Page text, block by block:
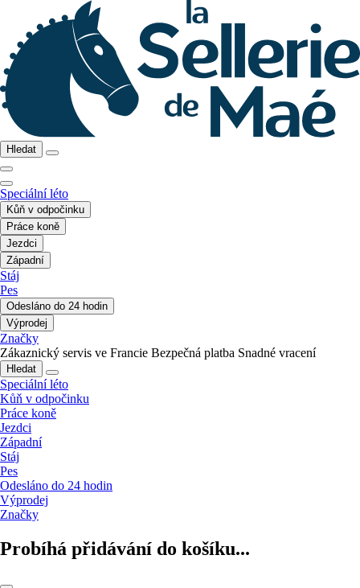
Hledat
Speciální léto
Kůň v odpočinku
Práce koně
Jezdci
Západní
Stáj
Pes
Odesláno do 24 hodin
Výprodej
Značky
Zákaznický servis ve Francie Bezpečná platba Snadné vracení
Hledat
Speciální léto
Kůň v odpočinku
Práce koně
Jezdci
Západní
Stáj
Pes
Odesláno do 24 hodin
Výprodej
Značky
Probíhá přidávání do košíku...